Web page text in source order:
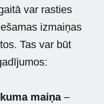
var rasties
izmaiņas
Tas var būt
maiņa–